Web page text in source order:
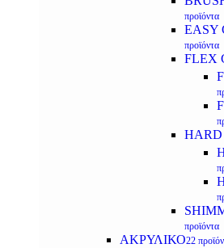
προϊόντα
EASY
προϊόντα
FLEX
HARD
προϊόντα
ΑΚΡΥΛΙΚΟ22